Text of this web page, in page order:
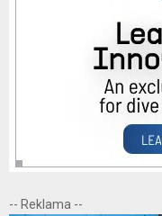
-- Reklama --